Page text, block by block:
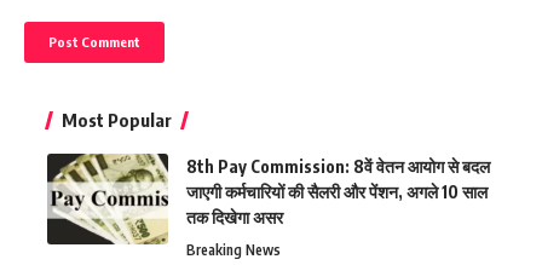
Most Popular
8th Pay Commission: 8वें वेतन आयोग से बदल
जाएगी कर्मचारियों की सैलरी और पेंशन, अगले 10 साल
तक दिखेगा असर
Breaking News